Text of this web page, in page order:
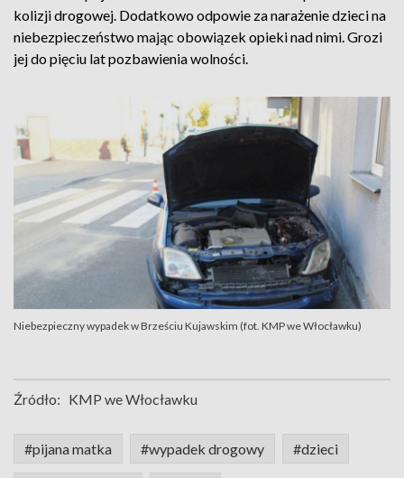
kolizji drogowej. Dodatkowo odpowie za narażenie dzieci na
niebezpieczeństwo mając obowiązek opieki nad nimi. Grozi
jej do pięciu lat pozbawienia wolności.
Niebezpieczny wypadek w Brześciu Kujawskim (fot. KMP we Włocławku)
Źródło: KMP we Włocławku
#pijana matka #wypadek drogowy #dzieci